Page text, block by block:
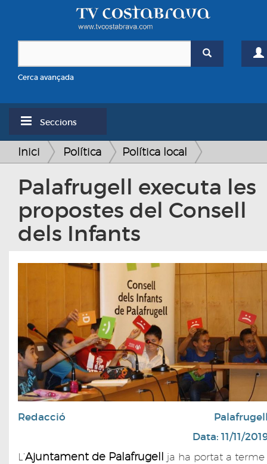
Cerca avançada
Seccions
Inici Política Política local
Palafrugell executa les
propostes del Consell
dels Infants
Redacció
Data: 11/11/
L’Ajuntament de Palafrugell
ja ha portat a terme